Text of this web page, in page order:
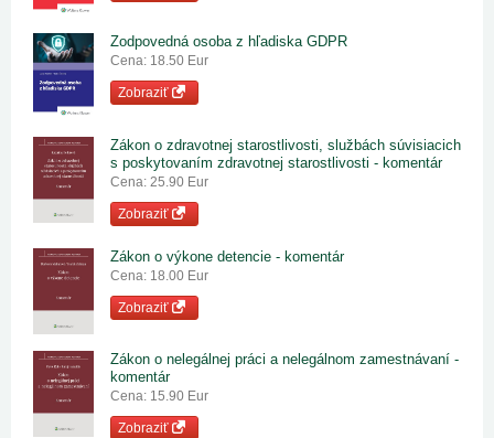
Zodpovedná osoba z hľadiska GDPR
Cena: 18.50 Eur
Zobraziť
Zákon o zdravotnej starostlivosti, službách súvisiacich
s poskytovaním zdravotnej starostlivosti - komentár
Cena: 25.90 Eur
Zobraziť
Zákon o výkone detencie - komentár
Cena: 18.00 Eur
Zobraziť
Zákon o nelegálnej práci a nelegálnom zamestnávaní -
komentár
Cena: 15.90 Eur
Zobraziť